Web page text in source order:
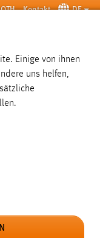
Kontakt DE
SUCHE
Einige von ihnen
uns helfen,